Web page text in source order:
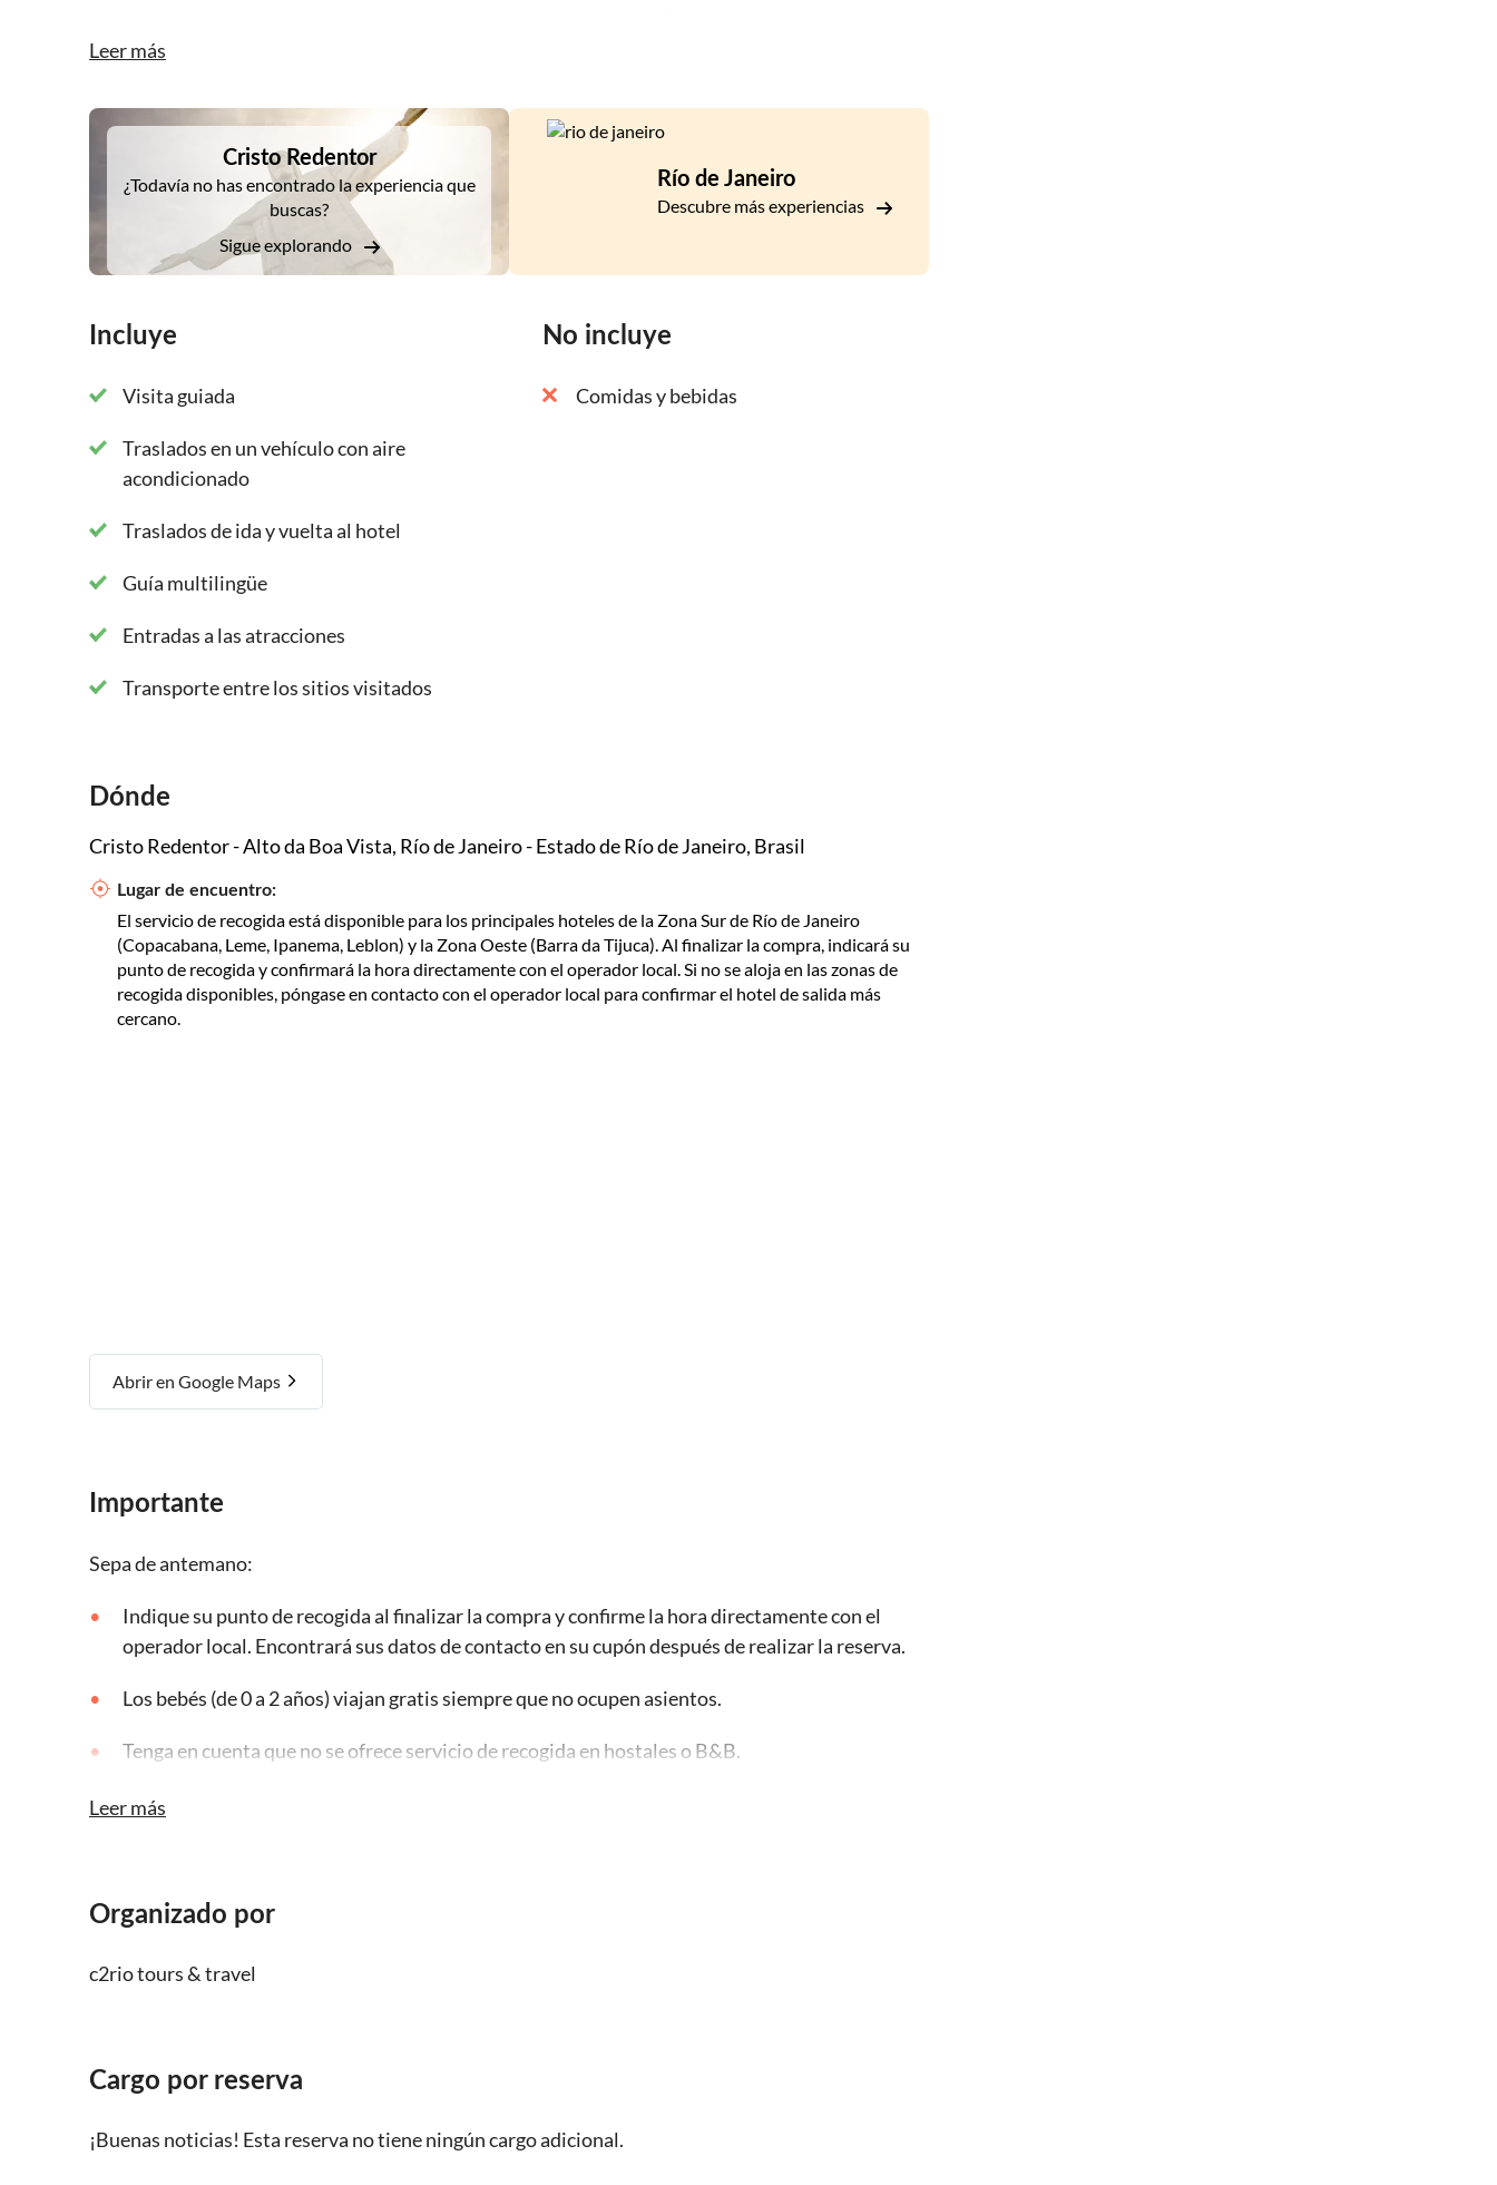
cima, llegando primero al cerro de Urca y luego a la cima del Pan de Azúcar, que alcanza una altura
Leer más
DSA1Cristo Redentor
Cristo Redentor
¿Todavía no has encontrado la experiencia que
buscas?
Sigue explorando
Río de Janeiro
Descubre más experiencias
Incluye
Visita guiada
Traslados en un vehículo con aire
acondicionado
Traslados de ida y vuelta al hotel
Guía multilingüe
Entradas a las atracciones
Transporte entre los sitios visitados
No incluye
Comidas y bebidas
Dónde
Cristo Redentor - Alto da Boa Vista, Río de Janeiro - Estado de Río de Janeiro, Brasil
Lugar de encuentro:
El servicio de recogida está disponible para los principales hoteles de la Zona Sur de Río de Janeiro
(Copacabana, Leme, Ipanema, Leblon) y la Zona Oeste (Barra da Tijuca). Al finalizar la compra, indicará su
punto de recogida y confirmará la hora directamente con el operador local. Si no se aloja en las zonas de
recogida disponibles, póngase en contacto con el operador local para confirmar el hotel de salida más
cercano.
Abrir en Google Maps
Importante
Sepa de antemano:
Indique su punto de recogida al finalizar la compra y confirme la hora directamente con el
operador local. Encontrará sus datos de contacto en su cupón después de realizar la reserva.
Los bebés (de 0 a 2 años) viajan gratis siempre que no ocupen asientos.
Tenga en cuenta que no se ofrece servicio de recogida en hostales o B&B.
El tamaño máximo del grupo suele ser de 19 personas para la comodidad de nuestros clientes.
Leer más
Organizado por
c2rio tours & travel
Cargo por reserva
¡Buenas noticias! Esta reserva no tiene ningún cargo adicional.